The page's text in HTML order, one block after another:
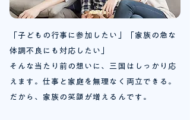
「子どもの行事に参加したい」「家族の急な
体調不良にも対応したい」
そんな当たり前の想いに、三国はしっかり応
えます。仕事と家庭を無理なく両立できる。
だから、家族の笑顔が増えるんです。